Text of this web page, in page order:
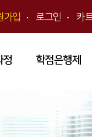
가입 로그인 카
정 학점은행제